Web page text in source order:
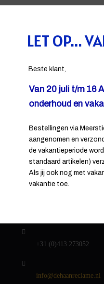
CONTACT
De Haan reclame
Energielaan 9
5405 AD Uden
Andere handelsnamen
- DH Drukkerij
+31 (0)413 273052
info@dehaanreclame.nl
LET OP...
Beste klant,
Van 20 juli t/m 16
onderhoud en
Bestellingen via
aangenomen en
de vakantieperiode
standaard artikelen)
Als jij ook nog met
vakantie toe.